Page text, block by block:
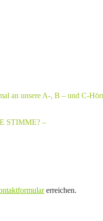
an unsere A-, B – und C-
STIMME? –
erreichen.